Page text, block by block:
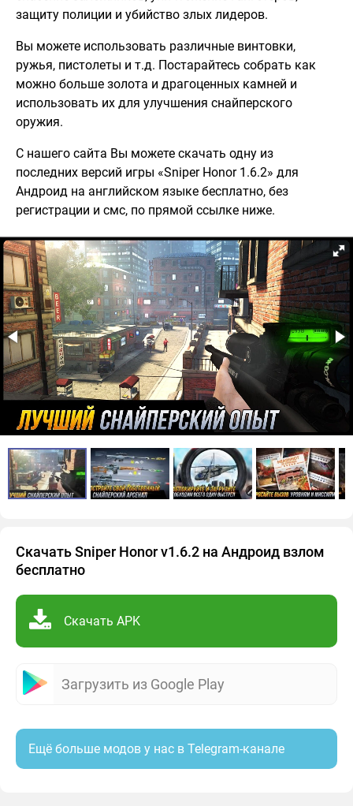
защиту полиции и убийство злых лидеров.
Вы можете использовать различные винтовки,
ружья, пистолеты и т.д. Постарайтесь собрать как
можно больше золота и драгоценных камней и
использовать их для улучшения снайперского
оружия.
С нашего сайта Вы можете скачать одну из
последних версий игры «Sniper Honor 1.6.2» для
Андроид на английском языке бесплатно, без
регистрации и смс, по прямой ссылке ниже.
Скачать Sniper Honor v1.6.2 на Андроид взлом
бесплатно
Скачать APK
Загрузить из Google Play
Ещё больше модов у нас в Telegram-канале